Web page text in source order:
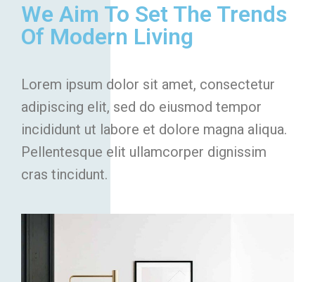
We Aim To Set The Trends
Of Modern Living
Lorem ipsum dolor sit amet, consectetur
adipiscing elit, sed do eiusmod tempor
incididunt ut labore et dolore magna aliqua.
Pellentesque elit ullamcorper dignissim
cras tincidunt.